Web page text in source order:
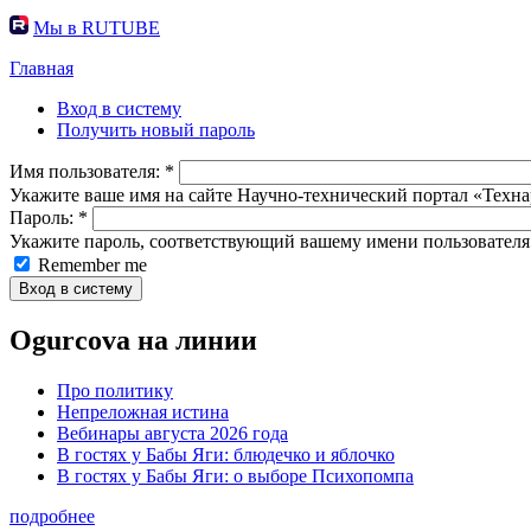
Мы в RUTUBE
Главная
Вход в систему
Получить новый пароль
Имя пользователя: *
Укажите ваше имя на сайте Научно-технический портал
Пароль: *
Укажите пароль, соответствующий вашему имени
Remember me
Ogurcova на линии
Про политику
Непреложная истина
Вебинары августа 2026 года
В гостях у Бабы Яги: блюдечко и яблочко
В гостях у Бабы Яги: о выборе Психопомпа
подробнее